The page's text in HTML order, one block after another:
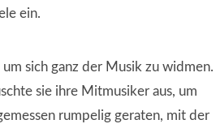
ein.
sich ganz der Musik zu widmen.
sie ihre Mitmusiker aus, um
rumpelig geraten, mit der